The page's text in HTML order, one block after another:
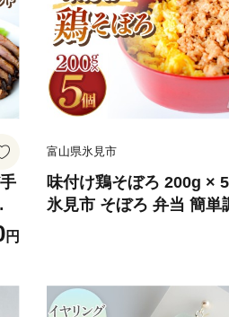
円
富山県氷見市
味付け鶏そぼろ 200g ×
氷見市 そぼろ 弁当 簡単